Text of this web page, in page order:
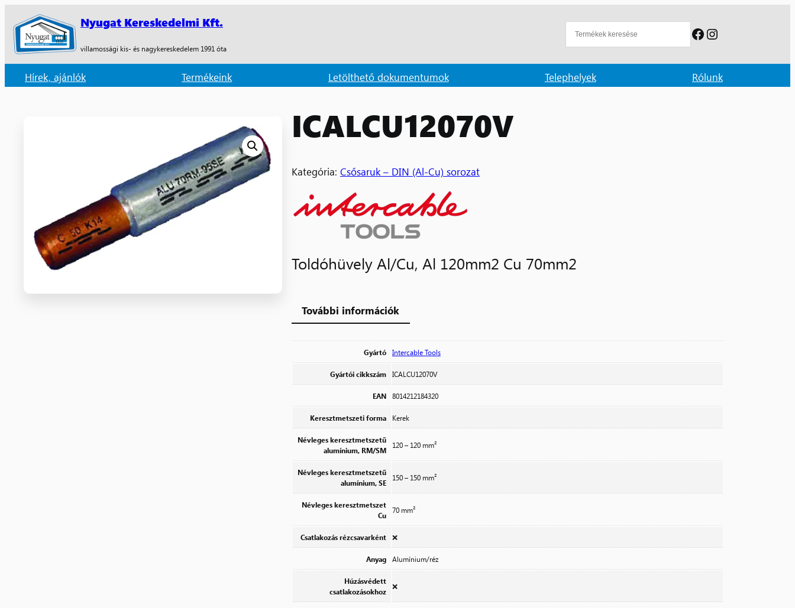
Nyugat Kereskedelmi Kft.
villamossági kis- és nagykereskedelem 1991 óta
Facebook
Instagram
Hírek, ajánlók Termékeink Letölthető dokumentumok Telephelyek Rólunk
ICALCU12070V
Kategória: Csősaruk – DIN (Al-Cu) sorozat
Toldóhüvely Al/Cu, Al 120mm2 Cu 70mm2
További információk
Gyártó Intercable Tools
Gyártói cikkszám ICALCU12070V
EAN 8014212184320
Keresztmetszeti forma Kerek
Névleges keresztmetszetű
alumínium, RM/SM
120 – 120 mm²
Névleges keresztmetszetű
alumínium, SE
150 – 150 mm²
Névleges keresztmetszet
Cu
70 mm²
Csatlakozás rézcsavarként ❌
Anyag Alumínium/réz
Húzásvédett
csatlakozásokhoz
❌